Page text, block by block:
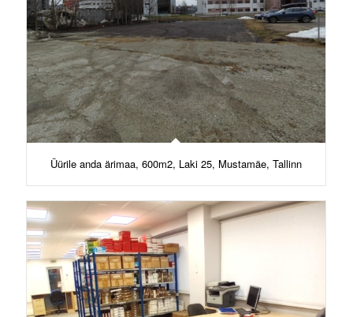
Üürile anda ärimaa, 600m2, Laki 25, Mustamäe, Tallinn